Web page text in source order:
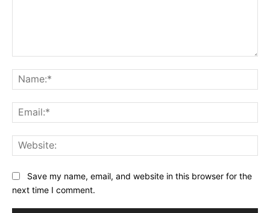
Save my name, email, and website in this browser for the
next time I comment.